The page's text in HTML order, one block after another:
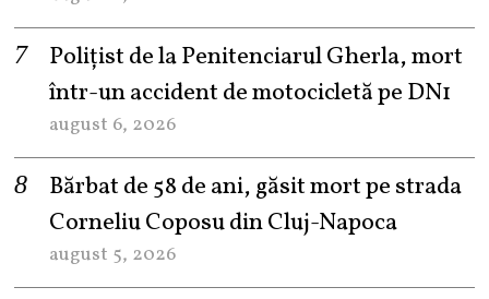
Polițist de la Penitenciarul Gherla, mort
într-un accident de motocicletă pe DN1
august 6, 2026
Bărbat de 58 de ani, găsit mort pe strada
Corneliu Coposu din Cluj-Napoca
august 5, 2026